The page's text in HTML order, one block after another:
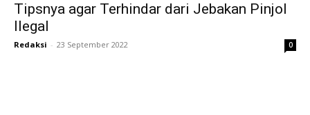
Tipsnya agar Terhindar dari Jebakan Pinjol
Ilegal
Redaksi - 23 September 2022 0